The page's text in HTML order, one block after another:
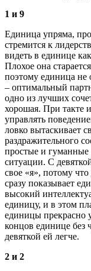
1 и 9
Единица упряма,
стремится к
видеть в единице
Плохое она
поэтому единица не
– оптимальный
одно из лучших
хорошая. При такте
управлять
ловко вытаскивает
раздражительного
простые и гуманные
ситуации. С
свое «я», потому
сразу показывает
высокий
единицу, и в этом
единицы прекрасно
концов единице без
девяткой ей легче.
2 и 2